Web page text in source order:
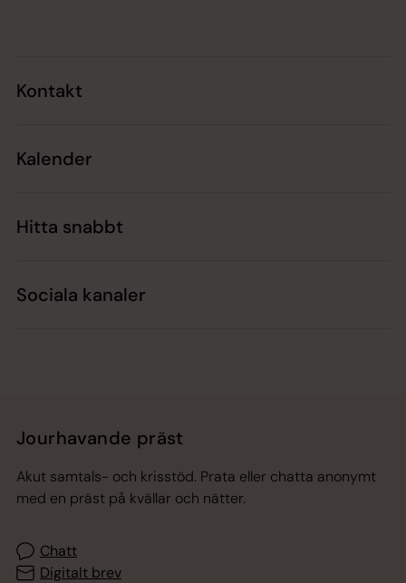
Kontakt
Kalender
Hitta snabbt
Sociala kanaler
Jourhavande präst
Akut samtals- och krisstöd. Prata eller chatta anonymt
med en präst på kvällar och nätter.
Chatt
Digitalt brev